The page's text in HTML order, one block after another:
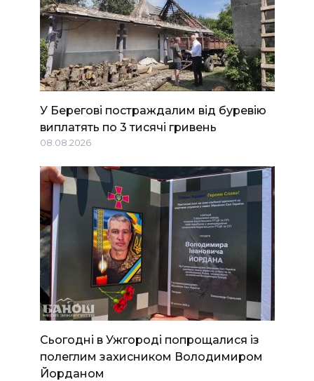
У Берегові постраждалим від буревію
виплатять по 3 тисячі гривень
08.08.2026
Сьогодні в Ужгороді попрощалися із
полеглим захисником Володимиром
Йорданом